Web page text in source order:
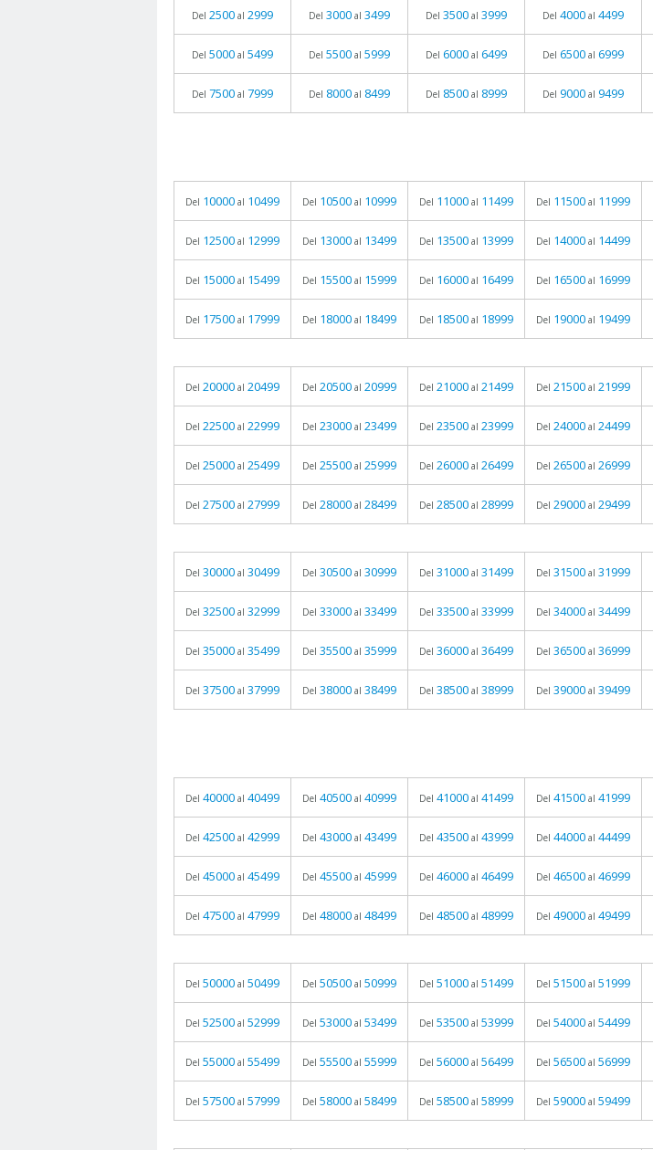
Del 2500 al 2999 Del 3000 al 3499 Del 3500 al 3999 Del 4000 al 4499
Del 5000 al 5499 Del 5500 al 5999 Del 6000 al 6499 Del 6500 al 6999
Del 7500 al 7999 Del 8000 al 8499 Del 8500 al 8999 Del 9000 al 9499
Del 10000 al 10499 Del 10500 al 10999 Del 11000 al 11499 Del 11500 al 11999
Del 12500 al 12999 Del 13000 al 13499 Del 13500 al 13999 Del 14000 al 14499
Del 15000 al 15499 Del 15500 al 15999 Del 16000 al 16499 Del 16500 al 16999
Del 17500 al 17999 Del 18000 al 18499 Del 18500 al 18999 Del 19000 al 19499
Del 20000 al 20499 Del 20500 al 20999 Del 21000 al 21499 Del 21500 al 21999
Del 22500 al 22999 Del 23000 al 23499 Del 23500 al 23999 Del 24000 al 24499
Del 25000 al 25499 Del 25500 al 25999 Del 26000 al 26499 Del 26500 al 26999
Del 27500 al 27999 Del 28000 al 28499 Del 28500 al 28999 Del 29000 al 29499
Del 30000 al 30499 Del 30500 al 30999 Del 31000 al 31499 Del 31500 al 31999
Del 32500 al 32999 Del 33000 al 33499 Del 33500 al 33999 Del 34000 al 34499
Del 35000 al 35499 Del 35500 al 35999 Del 36000 al 36499 Del 36500 al 36999
Del 37500 al 37999 Del 38000 al 38499 Del 38500 al 38999 Del 39000 al 39499
Del 40000 al 40499 Del 40500 al 40999 Del 41000 al 41499 Del 41500 al 41999
Del 42500 al 42999 Del 43000 al 43499 Del 43500 al 43999 Del 44000 al 44499
Del 45000 al 45499 Del 45500 al 45999 Del 46000 al 46499 Del 46500 al 46999
Del 47500 al 47999 Del 48000 al 48499 Del 48500 al 48999 Del 49000 al 49499
Del 50000 al 50499 Del 50500 al 50999 Del 51000 al 51499 Del 51500 al 51999
Del 52500 al 52999 Del 53000 al 53499 Del 53500 al 53999 Del 54000 al 54499
Del 55000 al 55499 Del 55500 al 55999 Del 56000 al 56499 Del 56500 al 56999
Del 57500 al 57999 Del 58000 al 58499 Del 58500 al 58999 Del 59000 al 59499